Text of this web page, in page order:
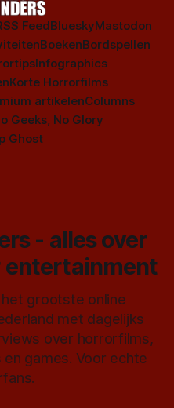
FeedBlueskyMastodon
BoekenBordspellen
Infographics
Korte Horrorfilms
artikelenColumns
Geeks, No Glory
Ghost
- alles over
entertainment
grootste online
met dagelijks
over horrorfilms,
games. Voor echte